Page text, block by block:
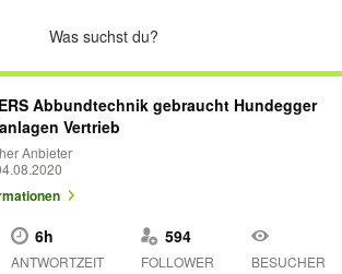
Abbundtechnik gebraucht Hundegger
Vertrieb
Anbieter
6h
ANTWORTZEIT
594
FOLLOWER BESUCHER